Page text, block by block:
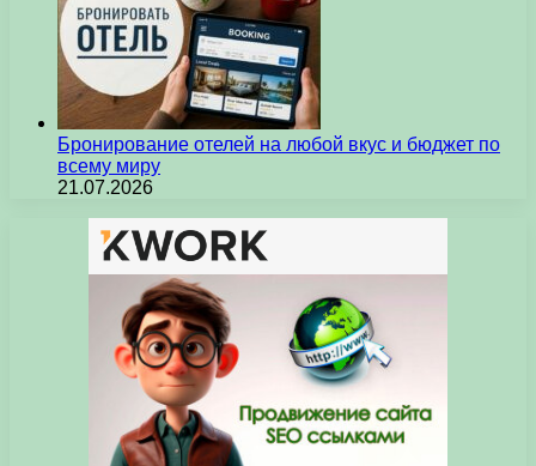
Бронирование отелей на любой вкус и бюджет по
всему миру
21.07.2026